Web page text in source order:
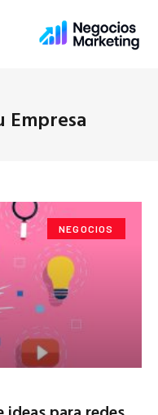
Empresa
NEGOCIOS